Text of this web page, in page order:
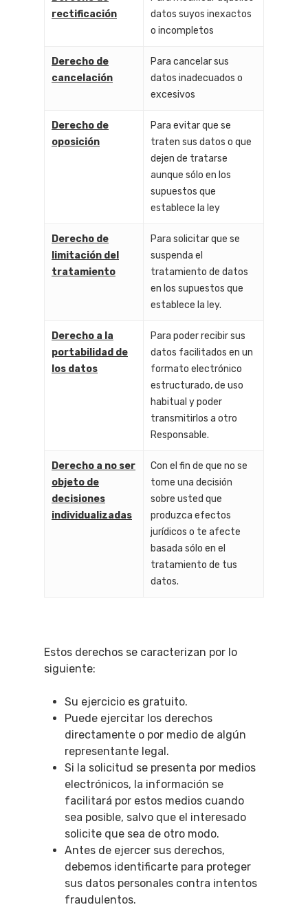
rectificación
datos suyos inexactos
o incompletos
Derecho de
cancelación
Para cancelar sus
datos inadecuados o
excesivos
Derecho de
oposición
Para evitar que se
traten sus datos o que
dejen de tratarse
aunque sólo en los
supuestos que
establece la ley
Derecho de
limitación del
tratamiento
Para solicitar que se
suspenda el
tratamiento de datos
en los supuestos que
establece la ley.
Derecho a la
portabilidad de
los datos
Para poder recibir sus
datos facilitados en un
formato electrónico
estructurado, de uso
habitual y poder
transmitirlos a otro
Responsable.
Derecho a no ser
objeto de
decisiones
individualizadas
Con el fin de que no se
tome una decisión
sobre usted que
produzca efectos
jurídicos o te afecte
basada sólo en el
tratamiento de tus
datos.
Estos derechos se caracterizan por lo
siguiente:
Su ejercicio es gratuito.
Puede ejercitar los derechos
directamente o por medio de algún
representante legal.
Si la solicitud se presenta por medios
electrónicos, la información se
facilitará por estos medios cuando
sea posible, salvo que el interesado
solicite que sea de otro modo.
Antes de ejercer sus derechos,
debemos identificarte para proteger
sus datos personales contra intentos
fraudulentos.